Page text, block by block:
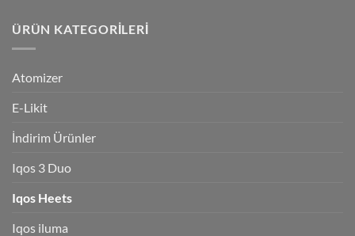
ÜRÜN KATEGORILERI
Atomizer
E-Likit
İndirim Ürünler
Iqos 3 Duo
Iqos Heets
Iqos iluma